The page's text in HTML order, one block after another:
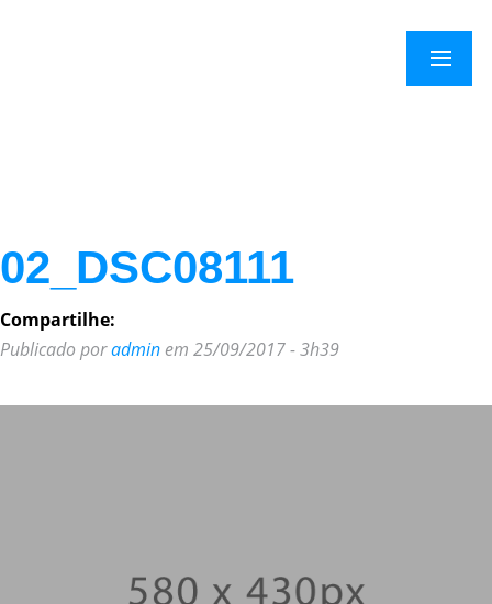
×
Menu
02_DSC08111
Compartilhe:
Publicado poradmin em 25/09/2017 - 3h39